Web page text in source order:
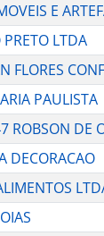
E
LTDA
FLORES
PAULISTA
ROBSON DE
DECORACAO